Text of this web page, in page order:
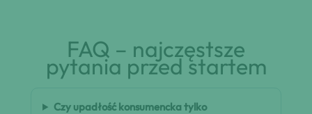
FAQ – najczęstsze
pytania przed startem
Czy upadłość konsumencka tylko